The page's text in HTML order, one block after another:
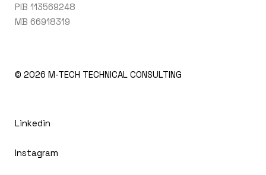
PIB 113569248
MB 66918319
© 2026 M-TECH TECHNICAL CONSULTING
Linkedin
Instagram